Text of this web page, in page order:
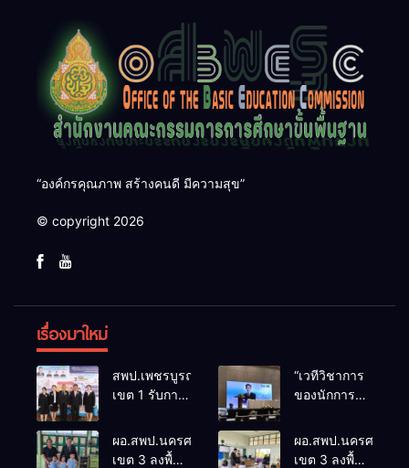
“องค์กรคุณภาพ สร้างคนดี มีความสุข”
© copyright 2026
เรื่องมาใหม่
สพป.เพชรบูรณ์
เขต 1 รับการ
ประเมินผล
เชิงประจักษ์
“เวทีวิชาการ
ของนักการ
ThaiCER
ผอ.สพป.นครศรีธรรมราช
เขต 3 ลงพื้นที่
ผอ.สพป.นครศรีธรร
เขต 3 ลงพื้นที่